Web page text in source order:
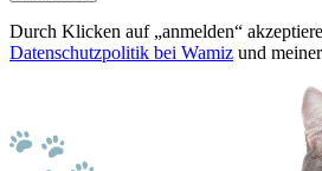
Durch Klicken auf „anmelden“
Datenschutzpolitik bei Wamiz und